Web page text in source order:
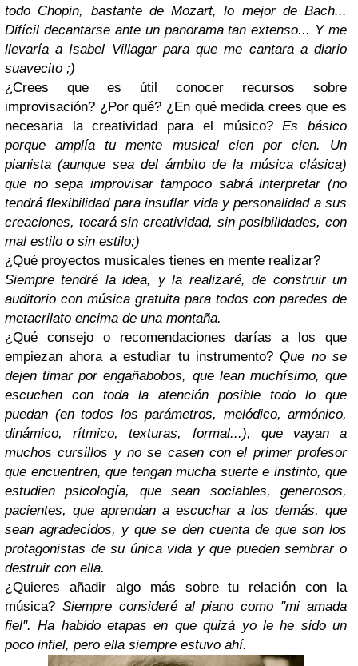
todo Chopin, bastante de Mozart, lo mejor de Bach...
Difícil decantarse ante un panorama tan extenso... Y me
llevaría a Isabel Villagar para que me cantara a diario
suavecito ;)
¿Crees que es útil conocer recursos sobre
improvisación? ¿Por qué? ¿En qué medida crees que es
necesaria la creatividad para el músico?Es básico
porque amplía tu mente musical cien por cien. Un
pianista (aunque sea del ámbito de la música clásica)
que no sepa improvisar tampoco sabrá interpretar (no
tendrá flexibilidad para insuflar vida y personalidad a sus
creaciones, tocará sin creatividad, sin posibilidades, con
mal estilo o sin estilo;)
¿Qué proyectos musicales tienes en mente realizar?
Siempre tendré la idea, y la realizaré, de construir un
auditorio con música gratuita para todos con paredes de
metacrilato encima de una montaña.
¿Qué consejo o recomendaciones darías a los que
empiezan ahora a estudiar tu instrumento?Que no se
dejen timar por engañabobos, que lean muchísimo, que
escuchen con toda la atención posible todo lo que
puedan (en todos los parámetros, melódico, armónico,
dinámico, rítmico, texturas, formal...), que vayan a
muchos cursillos y no se casen con el primer profesor
que encuentren, que tengan mucha suerte e instinto, que
estudien psicología, que sean sociables, generosos,
pacientes, que aprendan a escuchar a los demás, que
sean agradecidos, y que se den cuenta de que son los
protagonistas de su única vida y que pueden sembrar o
destruir con ella.
¿Quieres añadir algo más sobre tu relación con la
música? Siempre consideré al piano como "mi amada
fiel". Ha habido etapas en que quizá yo le he sido un
poco infiel, pero ella siempre estuvo ahí.